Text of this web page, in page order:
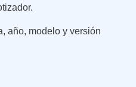
año, modelo y versión